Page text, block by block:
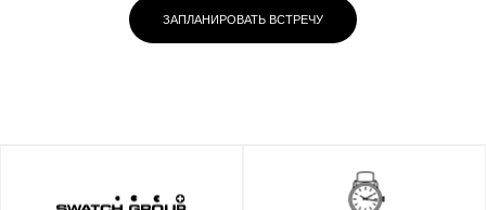
ЗАПЛАНИРОВАТЬ ВСТРЕЧУ